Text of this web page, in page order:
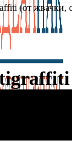
(от жвачки,